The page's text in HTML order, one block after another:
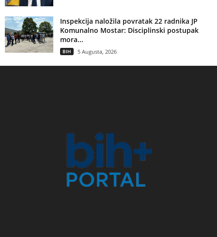
Inspekcija naložila povratak 22 radnika JP
Komunalno Mostar: Disciplinski postupak
mora...
BIH 5 Augusta, 2026